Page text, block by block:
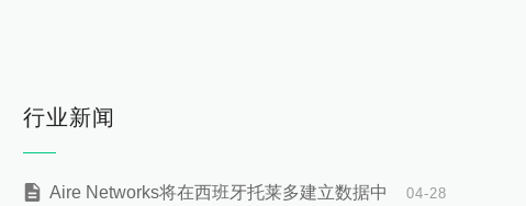
行业新闻
Aire Networks将在西班牙托莱多建立数据中 04-28